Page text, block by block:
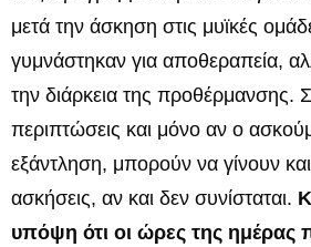
μετά την άσκηση στις μυϊκές
γυμνάστηκαν για αποθεραπεία,
την διάρκεια της προθέρμανσης.
περιπτώσεις και μόνο αν ο
εξάντληση, μπορούν να γίνουν
ασκήσεις, αν και δεν συνίσταται.
υπόψη ότι οι ώρες της ημέρας